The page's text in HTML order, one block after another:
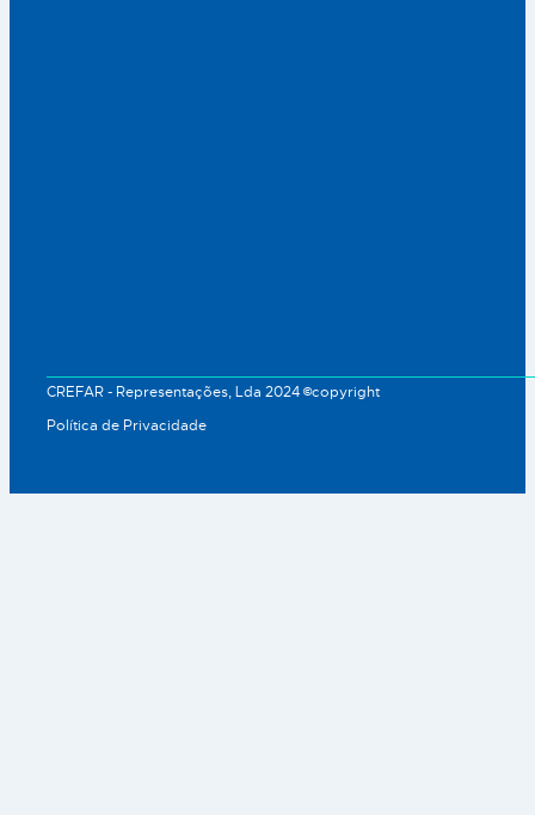
CREFAR - Representações, Lda 2024 ©copyright
Política de Privacidade